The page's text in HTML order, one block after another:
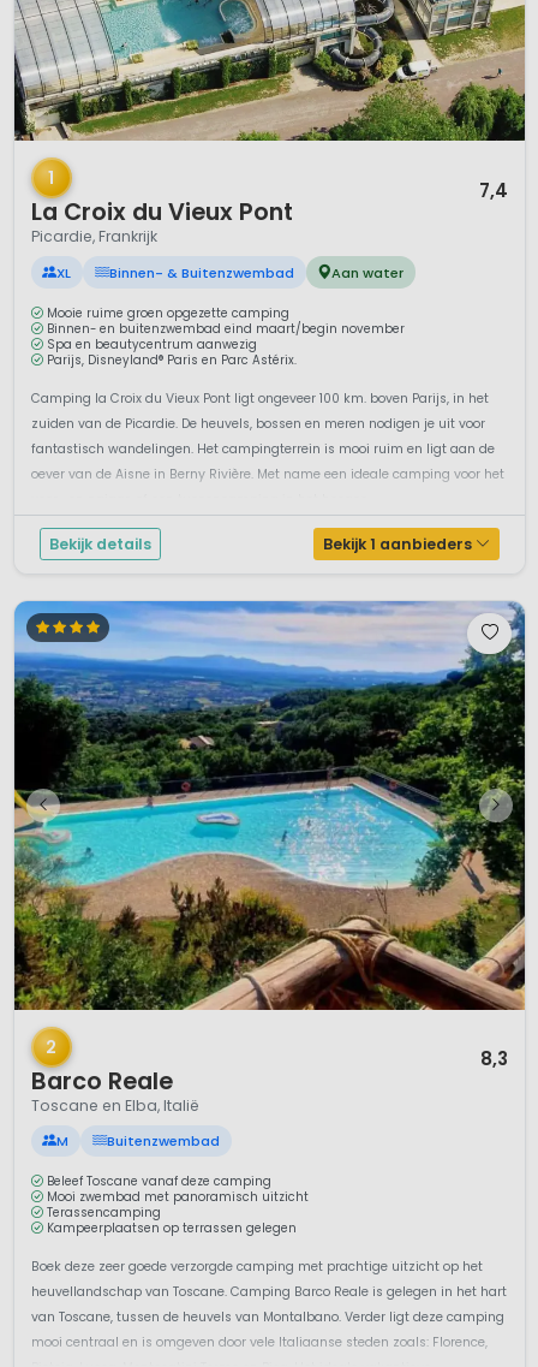
1 / 12
1
La Croix du Vieux Pont
7,4
Picardie, Frankrijk
XL Binnen- & Buitenzwembad Aan water
Mooie ruime groen opgezette camping
Binnen- en buitenzwembad eind maart/begin november
Spa en beautycentrum aanwezig
Parijs, Disneyland® Paris en Parc Astérix.
Camping la Croix du Vieux Pont ligt ongeveer 100 km. boven Parijs, in het
zuiden van de Picardie. De heuvels, bossen en meren nodigen je uit voor
fantastisch wandelingen. Het campingterrein is mooi ruim en ligt aan de
oever van de Aisne in Berny Rivière. Met name een ideale camping voor het
Bekijk details Bekijk 1 aanbieders
1 / 12
2
Barco Reale
8,3
Toscane en Elba, Italië
M Buitenzwembad
Beleef Toscane vanaf deze camping
Mooi zwembad met panoramisch uitzicht
Terassencamping
Kampeerplaatsen op terrassen gelegen
Boek deze zeer goede verzorgde camping met prachtige uitzicht op het
heuvellandschap van Toscane. Camping Barco Reale is gelegen in het hart
van Toscane, tussen de heuvels van Montalbano. Verder ligt deze camping
mooi centraal en is omgeven door vele Italiaanse steden zoals: Florence,